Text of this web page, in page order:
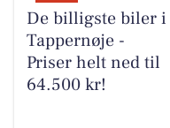
De billigste biler i
Tappernøje -
Priser helt ned til
64.500 kr!